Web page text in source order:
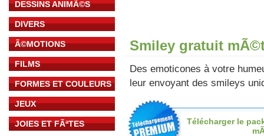
DESSINS ANIMÃ©S
DIVERS
Ã©MOTIONS
FILMS
FORMES ET COULEURS
JEUX
JOIES ET FÃªTES
Smiley gratuit
Des emoticones à votre
leur envoyant des smileys
Télécharger le